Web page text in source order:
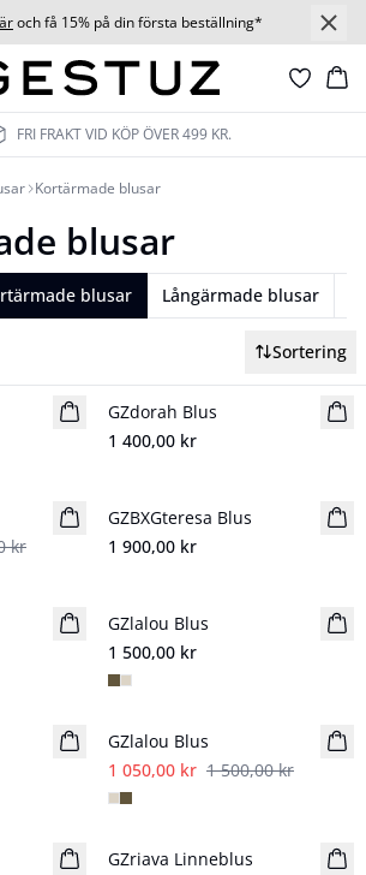
och få 15% på din första beställning*
FRI FRAKT VID KÖP ÖVER 499 KR.
Kortärmade blusar
blusar
blusar Långärmade blusar
Sortering
Nyhet
GZdorah Blus
1 400,00 kr
kr
BARBIE&GESTUZ
GZBXGteresa Blus
1 900,00 kr
Nyhet
GZlalou Blus
1 500,00 kr
- 30%
GZlalou Blus
1 050,00 kr 1 500,00 kr
- 30%
GZriava Linneblus